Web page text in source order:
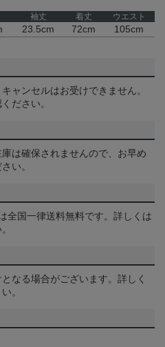
袖丈 着丈 ウエスト
23.5cm 72cm 105cm
ャンセルはお受けできません。
ださい。
は確保されませんので、お早め
い。
全国一律送料無料です。詳しくは
なる場合がございます。詳しく
。